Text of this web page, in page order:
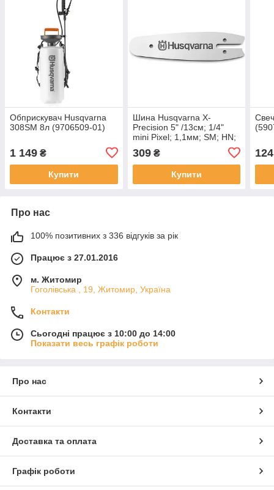
Обприскувач Husqvarna
308SM 8л (9706509-01)
1 149 ₴
Купити
Шина Husqvarna X-
Precision 5" /13см; 1/4"
mini Pixel; 1,1мм; SM; HN;
309₴
Купити
124
Про нас
100% позитивних з 336 відгуків за рік
Працює з 27.01.2016
м. Житомир
Гоголівська , 19, Житомир, Україна
Контакти
Сьогодні працює з 10:00 до 14:00
Показати весь графік роботи
Про нас
Контакти
Доставка та оплата
Графік роботи